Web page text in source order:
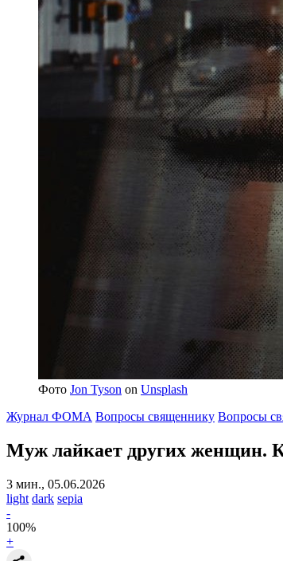
Фото Jon Tyson on Unsplash
Журнал ФОМА Вопросы священнику Вопросы
Муж лайкает других женщин.
3 мин., 05.06.2026
light dark sepia
-
100%
+